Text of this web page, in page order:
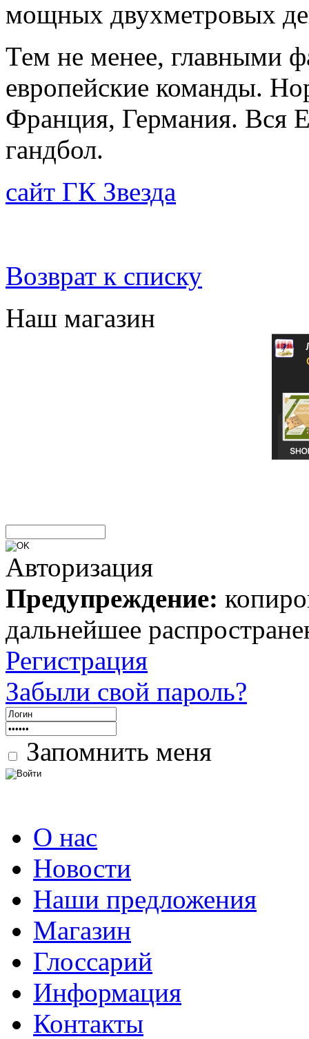
мощных двухметровых
Тем не менее, главными
европейские команды.
Франция, Германия. Вся
гандбол.
сайт ГК Звезда
Возврат к списку
Наш магазин
Авторизация
Предупреждение:
дальнейшее
Регистрация
Забыли свой пароль?
Запомнить меня
О нас
Новости
Наши предложения
Магазин
Глоссарий
Информация
Контакты